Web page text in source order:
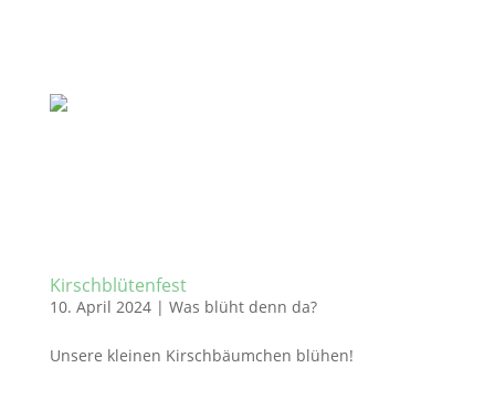
Kirschblütenfest
10. April 2024| Was blüht denn da?
Unsere kleinen Kirschbäumchen blühen!